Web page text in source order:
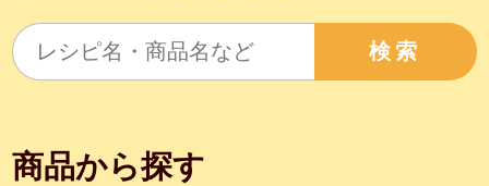
検索
商品から探す